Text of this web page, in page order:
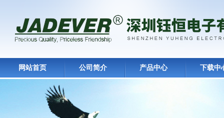
网站首页 公司简介 产品中心 下载中